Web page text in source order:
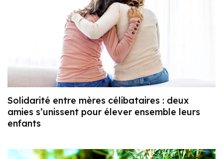
Solidarité entre mères célibataires : deux
amies s’unissent pour élever ensemble leurs
enfants